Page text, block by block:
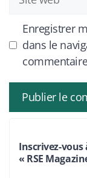
web
Enregistrer
dans le
Inscrivez-
« RSE